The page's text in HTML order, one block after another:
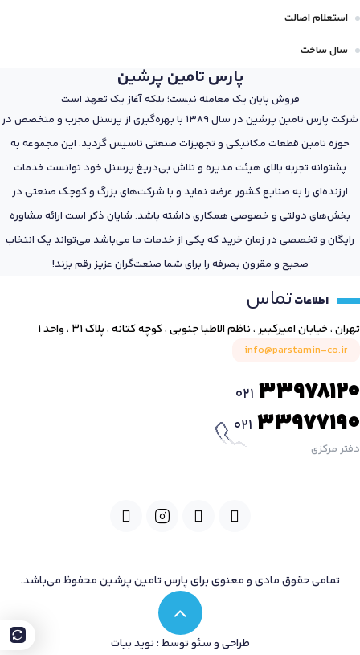
استعلام اصالت
سال ساخت
پارس تامین پرشین
فروش پایان یک معامله نیست؛ بلکه آغاز یک تعهد است
شرکت پارس تامین پرشین در سال 1389 با بهره‌گیری از پرسنل مجرب و متخصص در
حوزه تامین قطعات مکانیکی و تجهیزات صنعتی تاسیس گردید. این مجموعه به
پشتوانه تجربه بالای هیئت مدیره و تلاش بی‌دریغ پرسنل خود توانست خدمات
ارزنده‌ای را به صنایع کشور عرضه نماید و با شرکت‌های بزرگ و کوچک صنعتی در
بخش‌های دولتی و خصوصی همکاری داشته باشد. شایان ذکر است ارائه مشاوره
رایگان و تخصصی در زمان خرید که یکی از خدمات ما می‌باشد می‌تواند یک انتخاب
صحیح و مقرون بصرفه را برای شما صنعت‌گران عزیز رقم بزند!
اطلاعاتتماس
تهران ، خیابان امیرکبیر ، ناظم الاطبا جنوبی ، کوچه کتانه ، پلاک ۳۱ ، واحد ۱
info@parstamin-co.ir
021 33978120
021 33977190
دفتر مرکزی
تمامی حقوق مادی و معنوی برای پارس تامین پرشین محفوظ می‌باشد.
طراحی و سئو توسط : نوید بیات